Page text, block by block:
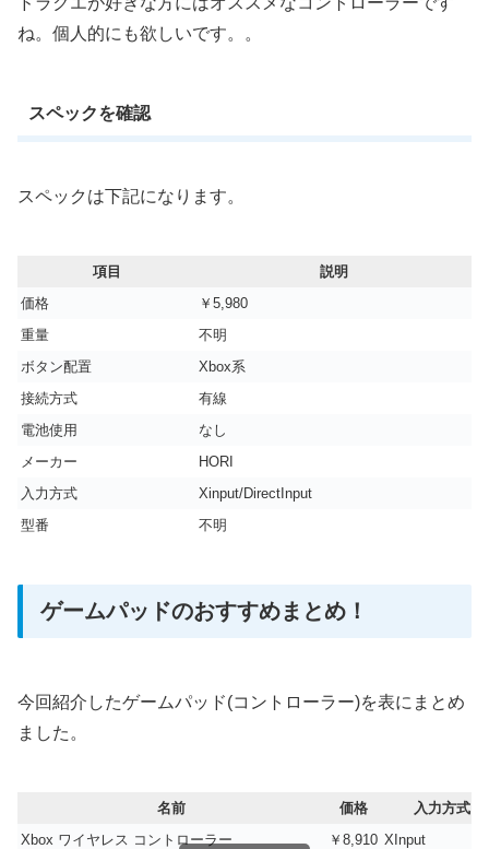
ね。個人的にも欲しいです。。
スペックを確認
スペックは下記になります。
項目
説明
価格
￥5,980
重量
‎不明
ボタン配置
Xbox系
接続方式
有線
電池使用
なし
メーカー
HORI
入力方式
Xinput/DirectInput
型番
不明
ゲームパッドのおすすめまとめ！
今回紹介したゲームパッド(コントローラー)を表にまとめ
ました。
名前 価格
入力方式
Xbox ワイヤレス コントローラー
￥8,910 XInput